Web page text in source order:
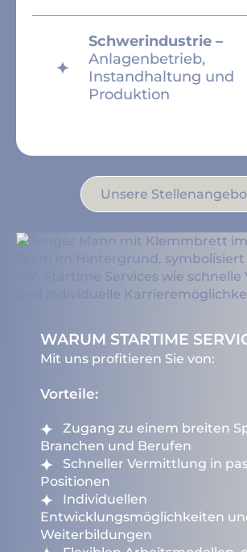
Schwerindustrie –
Anlagenbetrieb,
Instandhaltung und
Produktion
Unsere
WARUM STARTIME
Mit uns profitieren Sie von:
Vorteile:
Zugang zu einem breiten
Branchen und Berufen
Schneller Vermittlung in
Positionen
Individuellen
Entwicklungsmöglichkeiten
Weiterbildungen